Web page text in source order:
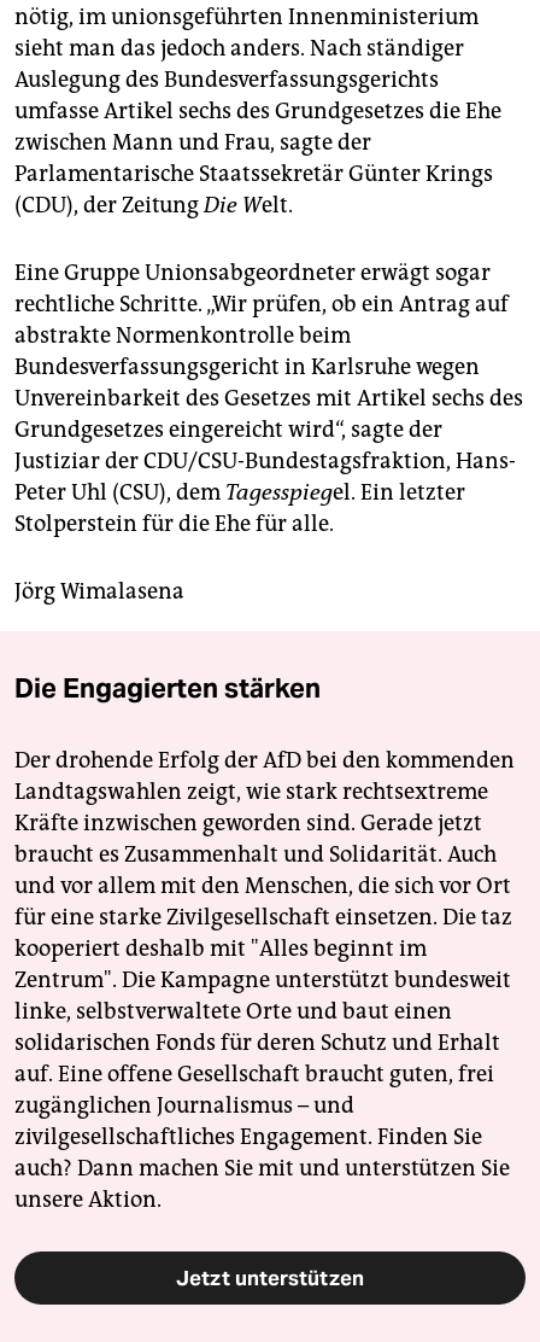
nötig, im unionsgeführten Innenministerium
sieht man das jedoch anders. Nach ständiger
Auslegung des Bundesverfassungsgerichts
umfasse Artikel sechs des Grundgesetzes die Ehe
zwischen Mann und Frau, sagte der
Parlamentarische Staatssekretär Günter Krings
(CDU), der ZeitungDie Welt.
Eine Gruppe Unionsabgeordneter erwägt sogar
rechtliche Schritte. „Wir prüfen, ob ein Antrag auf
abstrakte Normenkontrolle beim
Bundesverfassungsgericht in Karlsruhe wegen
Unvereinbarkeit des Gesetzes mit Artikel sechs des
Grundgesetzes eingereicht wird“, sagte der
Justiziar der CDU/CSU-Bundestagsfraktion, Hans-
Peter Uhl (CSU), dem Tagesspiegel. Ein letzter
Stolperstein für die Ehe für alle.
Jörg Wimalasena
Die Engagierten stärken
Der drohende Erfolg der AfD bei den kommenden
Landtagswahlen zeigt, wie stark rechtsextreme
Kräfte inzwischen geworden sind. Gerade jetzt
braucht es Zusammenhalt und Solidarität. Auch
und vor allem mit den Menschen, die sich vor Ort
für eine starke Zivilgesellschaft einsetzen. Die taz
kooperiert deshalb mit "Alles beginnt im
Zentrum". Die Kampagne unterstützt bundesweit
linke, selbstverwaltete Orte und baut einen
solidarischen Fonds für deren Schutz und Erhalt
auf. Eine offene Gesellschaft braucht guten, frei
zugänglichen Journalismus – und
zivilgesellschaftliches Engagement. Finden Sie
auch? Dann machen Sie mit und unterstützen Sie
unsere Aktion.
Jetzt unterstützen